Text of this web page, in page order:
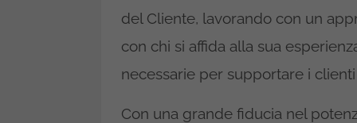
del Cliente, lavorando con un
con chi si affida alla sua
necessarie per supportare i
Con una grande fiducia nel